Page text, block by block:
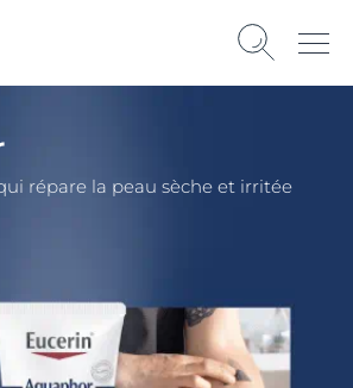
répare la peau sèche et irritée